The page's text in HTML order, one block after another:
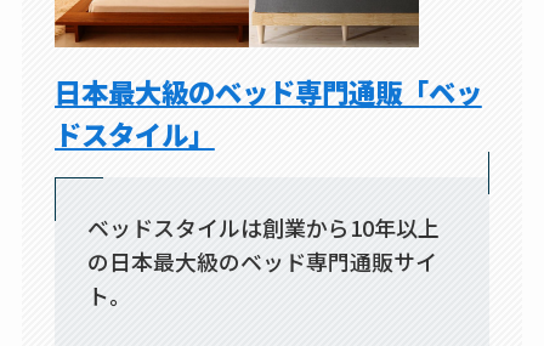
日本最大級のベッド専門通販「ベッ
ドスタイル」
ベッドスタイルは創業から10年以上
の日本最大級のベッド専門通販サイ
ト。